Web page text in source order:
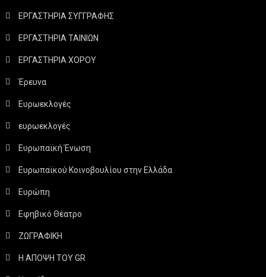
ΕΡΓΑΣΤΗΡΙΑ ΣΥΓΓΡΑΦΗΣ
ΕΡΓΑΣΤΗΡΙΑ ΤΑΙΝΙΩΝ
ΕΡΓΑΣΤΗΡΙΑ ΧΟΡΟΥ
Έρευνα
Ευρωεκλογές
ευρωεκλογές
Ευρωπαϊκή Ένωση
Ευρωπαϊκού Κοινοβουλίου στην Ελλάδα
Ευρώπη
Εφηβικό Θέατρο
ΖΩΓΡΑΦΙΚΗ
Η ΑΠΟΨΗ ΤΟΥ GR